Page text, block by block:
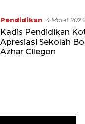
Pendidikan 4 Maret 2024
Kadis Pendidikan
Apresiasi Sekolah
Azhar Cilegon